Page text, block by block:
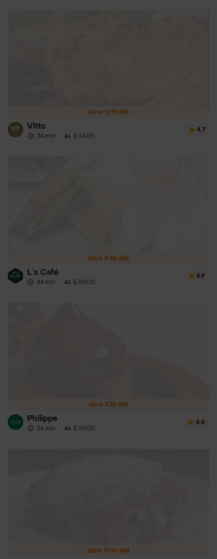
Abre 12:15 PM
Vitto
34 min · $ 6500
4.7
Abre 8:30 AM
L´s Café
34 min · $ 5000
4.9
Abre 7:30 AM
Philippe
34 min · $ 5000
4.6
Abre 11:30 AM